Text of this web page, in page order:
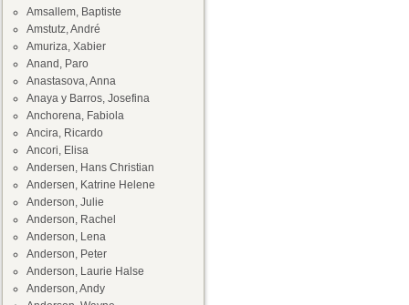
Amsallem, Baptiste
Amstutz, André
Amuriza, Xabier
Anand, Paro
Anastasova, Anna
Anaya y Barros, Josefina
Anchorena, Fabiola
Ancira, Ricardo
Ancori, Elisa
Andersen, Hans Christian
Andersen, Katrine Helene
Anderson, Julie
Anderson, Rachel
Anderson, Lena
Anderson, Peter
Anderson, Laurie Halse
Anderson, Andy